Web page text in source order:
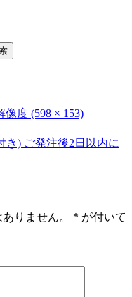
像度 (598 × 153)
りません。 * が付いて